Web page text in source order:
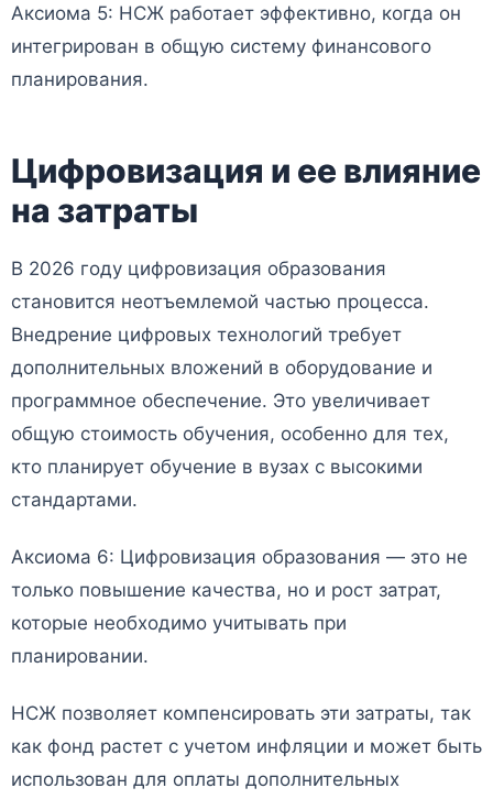
Аксиома 5: НСЖ работает эффективно, когда он
интегрирован в общую систему финансового
планирования.
Цифровизация и ее влияние
на затраты
В 2026 году цифровизация образования
становится неотъемлемой частью процесса.
Внедрение цифровых технологий требует
дополнительных вложений в оборудование и
программное обеспечение. Это увеличивает
общую стоимость обучения, особенно для тех,
кто планирует обучение в вузах с высокими
стандартами.
Аксиома 6: Цифровизация образования — это не
только повышение качества, но и рост затрат,
которые необходимо учитывать при
планировании.
НСЖ позволяет компенсировать эти затраты, так
как фонд растет с учетом инфляции и может быть
использован для оплаты дополнительных